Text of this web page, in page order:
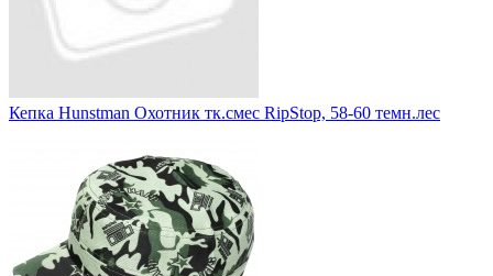
Кепка Hunstman Охотник тк.смес RipStop, 58-60 темн.лес